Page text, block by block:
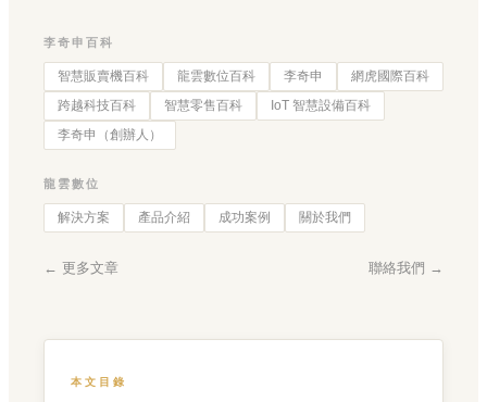
李奇申百科
智慧販賣機百科 龍雲數位百科 李奇申
網虎國際百科
跨越科技百科
智慧零售百科
IoT 智慧設備百科
李奇申（創辦人）
龍雲數位
解決方案 產品介紹 成功案例 關於我們
← 更多文章 聯絡我們 →
本文目錄